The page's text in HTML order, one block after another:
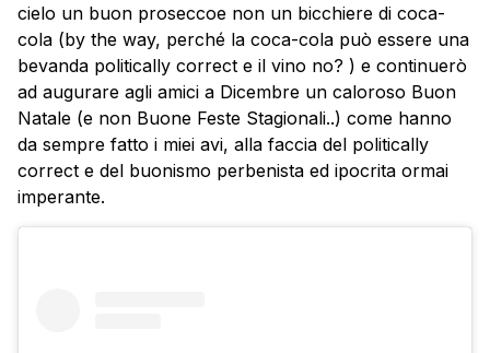
cielo un buon proseccoe non un bicchiere di coca-
cola (by the way, perché la coca-cola può essere una
bevanda politically correct e il vino no? ) e continuerò
ad augurare agli amici a Dicembre un caloroso Buon
Natale (e non Buone Feste Stagionali..) come hanno
da sempre fatto i miei avi, alla faccia del politically
correct e del buonismo perbenista ed ipocrita ormai
imperante.